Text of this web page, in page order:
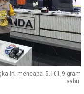
ini mencapai 5.101,9 gram
sabu.